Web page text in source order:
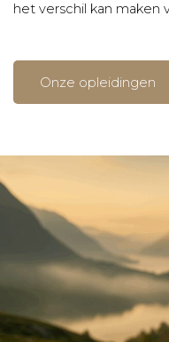
het verschil kan maken
Onze opleidingen